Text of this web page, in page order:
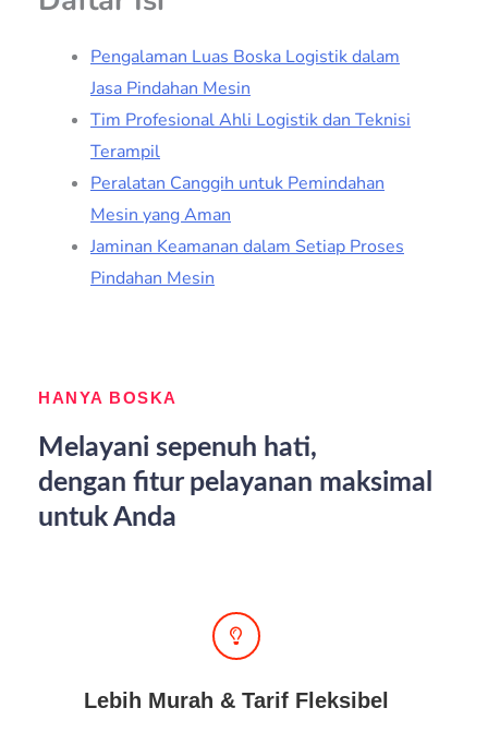
Pengalaman Luas Boska Logistik dalam
Jasa Pindahan Mesin
Tim Profesional Ahli Logistik dan Teknisi
Terampil
Peralatan Canggih untuk Pemindahan
Mesin yang Aman
Jaminan Keamanan dalam Setiap Proses
Pindahan Mesin
HANYA BOSKA
Melayani sepenuh hati,
dengan fitur pelayanan maksimal
untuk Anda
Lebih Murah & Tarif Fleksibel